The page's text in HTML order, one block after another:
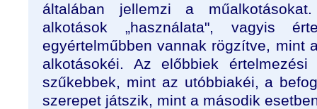
általában jellemzi a
alkotások „használata", vagyis
egyértelműbben vannak rögzítve, mint
alkotásokéi. Az előbbiek
szűkebbek, mint az utóbbiakéi, a
szerepet játszik, mint a második